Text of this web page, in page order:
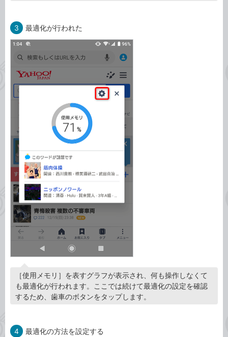
3 最適化が行われた
［使用メモリ］を表すグラフが表示され、何も操作しなくて
も最適化が行われます。ここでは続けて最適化の設定を確認
するため、歯車のボタンをタップします。
4 最適化の方法を設定する